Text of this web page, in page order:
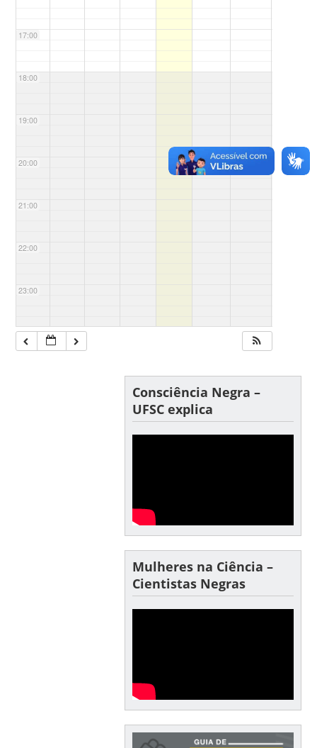
17:00
18:00
19:00
20:00
21:00
22:00
23:00
Consciência Negra –
UFSC explica
Mulheres na Ciência –
Cientistas Negras